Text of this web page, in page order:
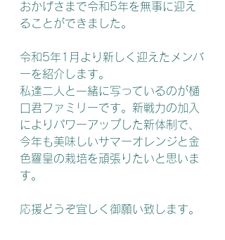
おかげさまで令和5年を無事に迎え
ることができました。
令和5年1月より新しく迎えたメンバ
ーを紹介します。
私達二人と一緒に写っているのが樋
口君ファミリーです。新戦力の加入
によりパワーアップした新体制で、
今年も美味しいサマーオレンジと金
色羅皇の栽培を頑張りたいと思いま
す。
応援どうぞ宜しく御願い致します。